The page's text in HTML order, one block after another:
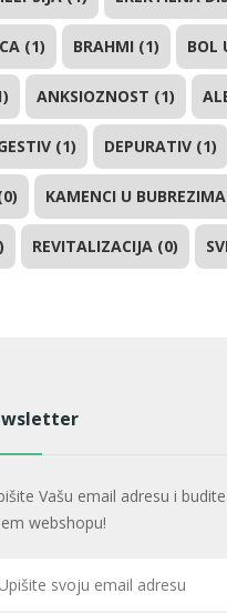
(1) BRAHMI (1) BOL
ANKSIOZNOST (1)
(1) DEPURATIV (1)
KAMENCI U
REVITALIZACIJA (0)
Vašu email adresu i
webshopu!